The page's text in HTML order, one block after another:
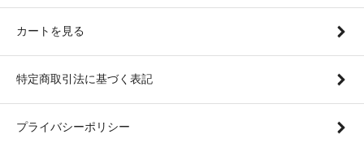
カートを見る
特定商取引法に基づく表記
プライバシーポリシー